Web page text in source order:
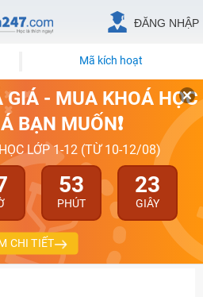
ĐĂNG NHẬP
Mã kích hoạt
GIÁ - MUA KHOÁ HỌC
BẠN MUỐN❗
LỚP 1-12 (TỪ 10-12/08)
53
PHÚT
23
GIÂY
CHI TIẾT